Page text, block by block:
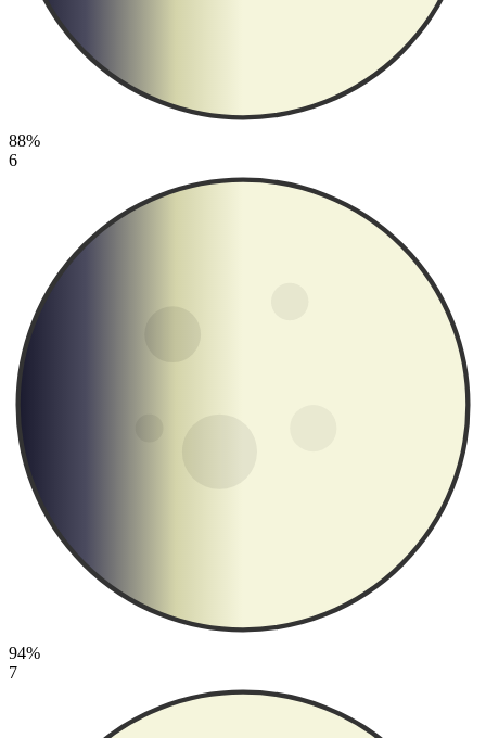
88%
6
94%
7